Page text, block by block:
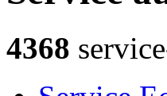
4368